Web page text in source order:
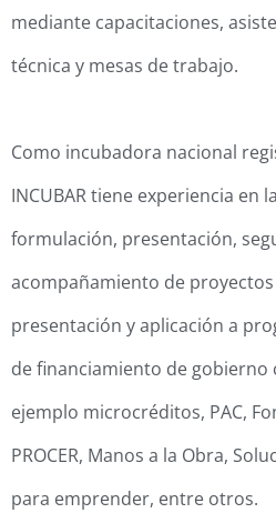
mediante capacitaciones,
técnica y mesas de trabajo.
Como incubadora nacional
INCUBAR tiene experiencia en la
formulación, presentación,
acompañamiento de
presentación y aplicación a
definanciamiento de gobierno
ejemplo microcréditos, PAC,
PROCER, Manos a la Obra,
para emprender, entre otros.